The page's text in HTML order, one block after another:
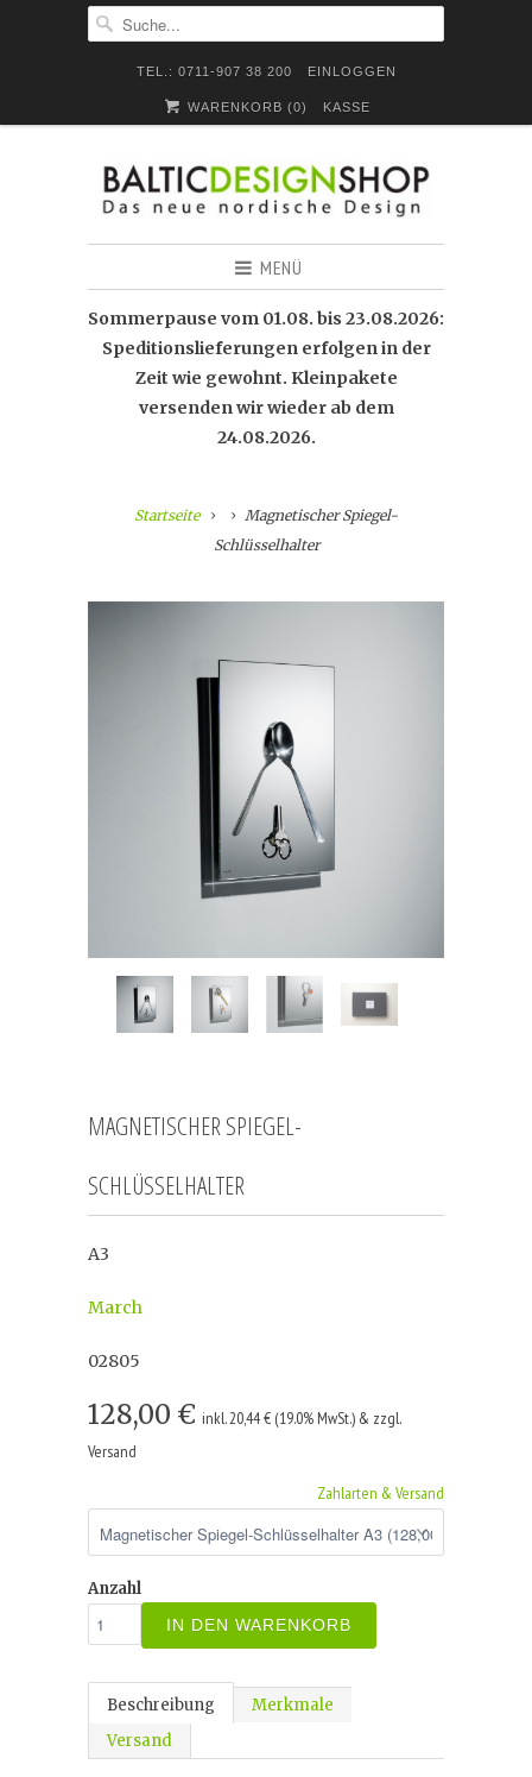
TEL.: 0711-907 38 200 EINLOGGEN
WARENKORB (0) KASSE
MENÜ
Sommerpause vom 01.08. bis 23.08.2026:
Speditionslieferungen erfolgen in der
Zeit wie gewohnt. Kleinpakete
versenden wir wieder ab dem
24.08.2026.
Startseite
Magnetischer Spiegel-
Schlüsselhalter
MAGNETISCHER SPIEGEL-
SCHLÜSSELHALTER
A3
March
02805
128,00 € inkl. 20,44 € (19.0% MwSt.) & zzgl.
Versand
Zahlarten & Versand
Anzahl
IN DEN WARENKORB
Beschreibung
Merkmale
Versand